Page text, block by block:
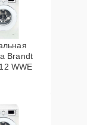
Brandt
WWE